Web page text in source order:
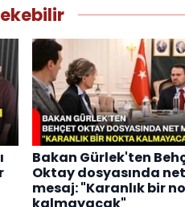
Bakan Gürlek'ten
Oktay dosyasında net
mesaj: "Karanlık bir
kalmayacak"